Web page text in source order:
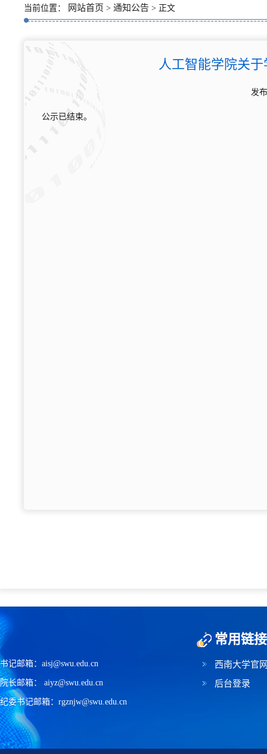
当前位置： 网站首页 > 通知公告 > 正文
人工智能学院关
发
公示已结束。
书记邮箱：aisj@swu.edu.cn
院长邮箱： aiyz@swu.edu.cn
纪委书记邮箱：rgznjw@swu.edu.cn
常用链接
西南大学官
后台登录